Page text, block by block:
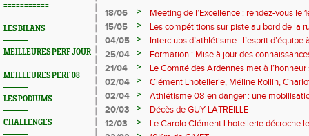
===========
LES BILANS
MEILLEURES PERF JOUR
MEILLEURES PERF 08
LES PODIUMS
CHALLENGES
18/06 >
Meeting de l’Excellence : rendez-vous le
15/05
>
Les compétitions sur piste au bord de la
04/05
>
Interclubs d’athlétisme : l’esprit d’équipe
rempart contre la sédentarité des jeunes
25/04 >
Formation : Mise à jour des
M372)
21/04 >
Le Comité des Ardennes met à
02/04
>
Clément Lhotellerie, Méline Rollin,
prolifique pour les coureurs ardennais
02/04 >
Athlétisme 08 en danger : une
20/03
>
Décès de GUY LATREILLE
12/03
>
Le Carolo Clément Lhotellerie décroche